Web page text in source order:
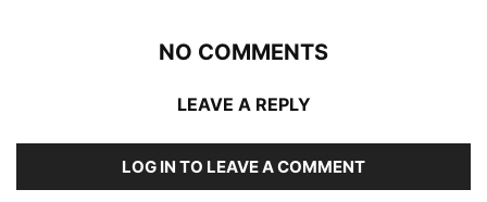
NO COMMENTS
LEAVE A REPLY
LOG IN TO LEAVE A COMMENT